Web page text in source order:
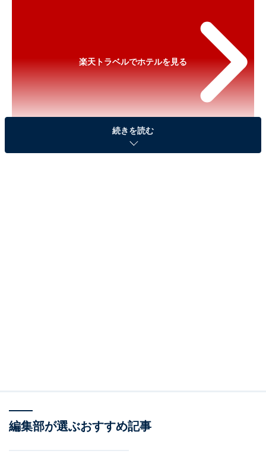
楽天トラベルでホテルを見る
※以下のセール情報は2026年6月1日15時30分現在のも
続きを読む
編集部が選ぶおすすめ記事